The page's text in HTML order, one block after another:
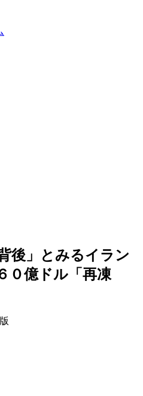
後」とみるイラン
０億ドル「再凍